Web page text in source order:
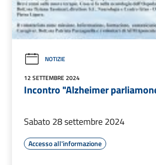
NOTIZIE
12 SETTEMBRE 2024
Incontro "Alzheimer
Sabato 28 settembre 2024
Accesso all'informazione